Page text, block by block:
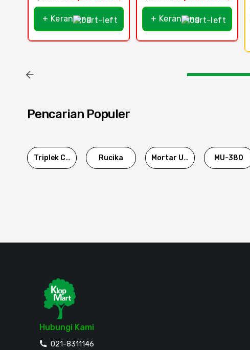
+ Keranjang + Keranjang
Pencarian Populer
Triplek Cor Rucika Mortar Utama MU-380
Hubungi Kami
021-8311146